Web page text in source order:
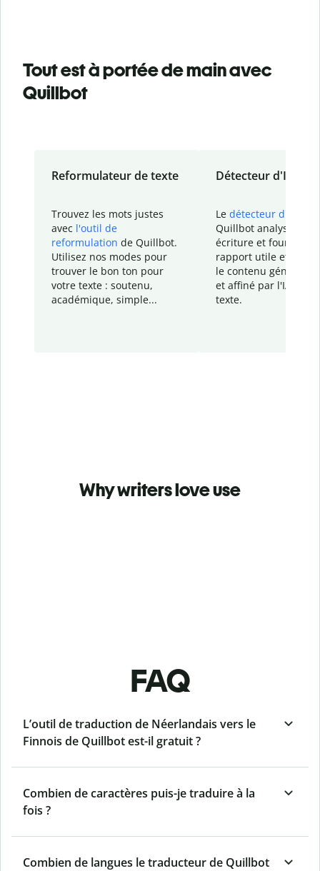
Tout est à portée de main avec
Quillbot
Reformulateur de texte
Trouvez les mots justes
avec l'outil de
reformulation de Quillbot.
Utilisez nos modes pour
trouver le bon ton pour
votre texte : soutenu,
académique, simple...
Détecteur d'IA
Le détecteur d'IA
Quillbot analyse votre
écriture et fournit un
rapport utile et
le contenu généré
et affiné par l'IA
texte.
Why writers love use
FAQ
L’outil de traduction de Néerlandais vers le
Finnois de Quillbot est-il gratuit ?
Combien de caractères puis-je traduire à la
fois ?
Combien de langues le traducteur de Quillbot